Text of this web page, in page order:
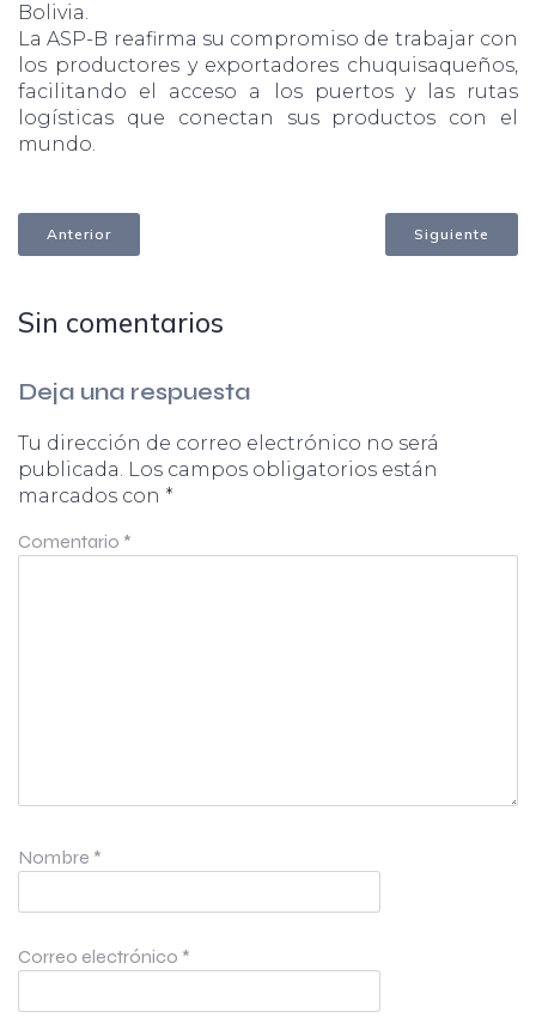
Bolivia.
La ASP-B reafirma su compromiso de trabajar con
los productores y exportadores chuquisaqueños,
facilitando el acceso a los puertos y las rutas
logísticas que conectan sus productos con el
mundo.
Anterior Siguiente
Sin comentarios
Deja una respuesta
Tu dirección de correo electrónico no será
publicada. Los campos obligatorios están
marcados con *
Comentario *
Nombre *
Correo electrónico *